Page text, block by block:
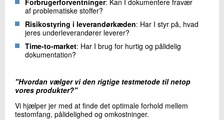
Forbrugerforventninger: Kan I dokumentere fravær
af problematiske stoffer?
Risikostyring i leverandørkæden: Har I styr på, hvad
jeres underleverandører leverer?
Time-to-market: Har I brug for hurtig og pålidelig
dokumentation?
"Hvordan vælger vi den rigtige testmetode til netop
vores produkter?"
Vi hjælper jer med at finde det optimale forhold mellem
testomfang, pålidelighed og omkostninger.